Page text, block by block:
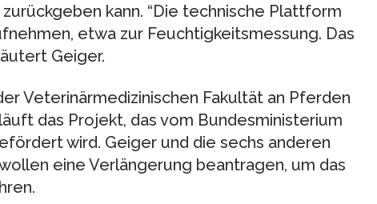
kann. “Die technische Plattform
etwa zur Feuchtigkeitsmessung. Das
Geiger.
Veterinärmedizinischen Fakultät an Pferden
das Projekt, das vom Bundesministerium
wird. Geiger und die sechs anderen
eine Verlängerung beantragen, um das